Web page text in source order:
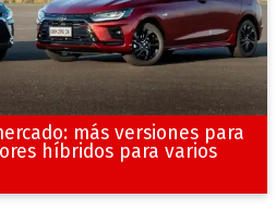
más versiones para
híbridos para varios